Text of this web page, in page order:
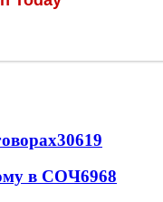
30619
в СОЧ6968